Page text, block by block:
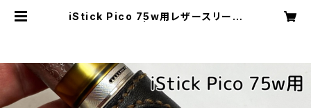
iStick Pico 75w用レザースリーブ